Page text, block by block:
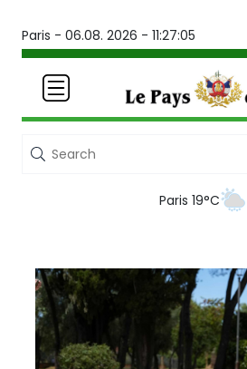
Paris - 06.08. 2026 - 11:27:05
Paris 19°C